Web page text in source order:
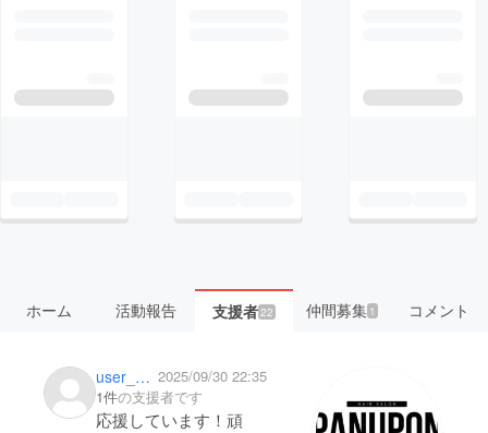
ホーム 活動報告 支援者 22 仲間募集 1 コメント
user_df655d9fb454 2025/09/30 22:35
1件の支援者です
応援しています！頑